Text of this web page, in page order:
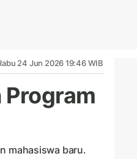
24 Jun 2026 19:46 WIB
Program
mahasiswa baru.